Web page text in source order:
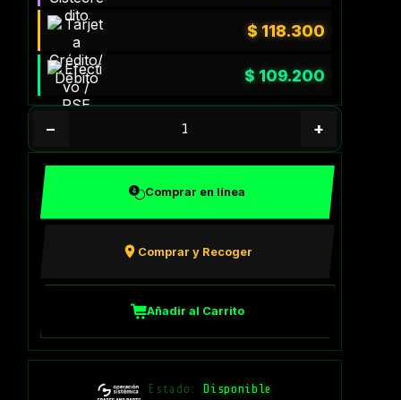
$ 118.300
$ 109.200
− +
Comprar en línea
Comprar y Recoger
Añadir al Carrito
Estado: Disponible